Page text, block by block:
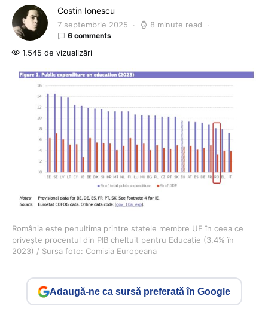
Costin Ionescu
7 septembrie 2025 8 minute read
6 comments
1.545 de vizualizări
România este penultima printre statele membre UE în ceea ce
privește procentul din PIB cheltuit pentru Educație (3,4% în
2023) / Sursa foto: Comisia Europeana
Adaugă-ne ca sursă preferată în Google